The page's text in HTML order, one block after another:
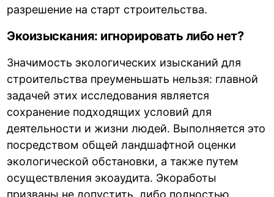
разрешение на старт строительства.
Экоизыскания: игнорировать либо нет?
Значимость экологических изысканий для
строительства преуменьшать нельзя: главной
задачей этих исследования является
сохранение подходящих условий для
деятельности и жизни людей. Выполняется это
посредством общей ландшафтной оценки
экологической обстановки, а также путем
осуществления экоаудита. Экоработы
призваны не допустить, либо полностью